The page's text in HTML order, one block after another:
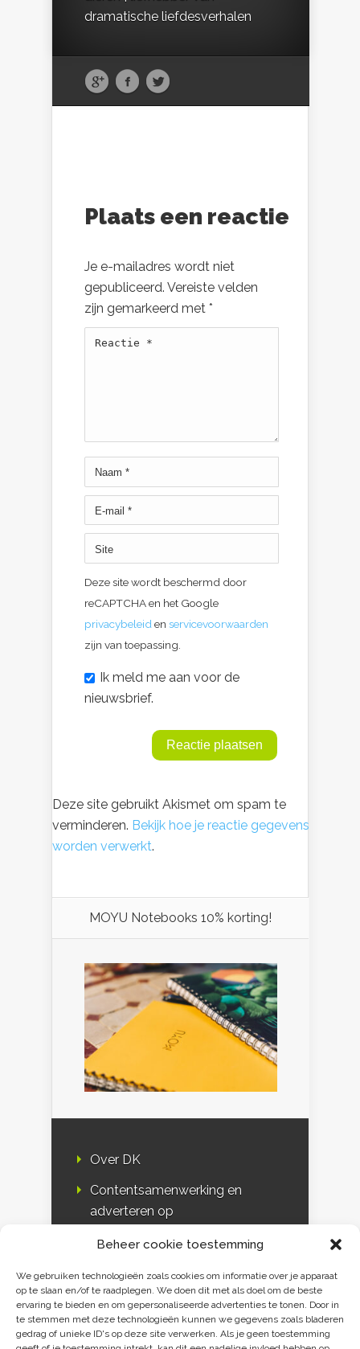
Beheer cookie toestemming
We gebruiken technologieën zoals cookies om informatie over je apparaat
op te slaan en/of te raadplegen. We doen dit met als doel om de beste
ervaring te bieden en om gepersonaliseerde advertenties te tonen. Door in
te stemmen met deze technologieën kunnen we gegevens zoals bladeren
gedrag of unieke ID's op deze site verwerken. Als je geen toestemming
dramatische liefdesverhalen
Plaats een reactie
Je e-mailadres wordt niet
gepubliceerd. Vereiste velden
zijn gemarkeerd met *
Deze site wordt beschermd door
reCAPTCHA en het Google
privacybeleid en servicevoorwaarden
zijn van toepassing.
Ik meld me aan voor de
nieuwsbrief.
Deze site gebruikt Akismet om spam te
verminderen. Bekijk hoe je reactie gegevens
worden verwerkt.
MOYU Notebooks 10% korting!
Over DK
Contentsamenwerking en
adverteren op
DK & media
Disclaimer